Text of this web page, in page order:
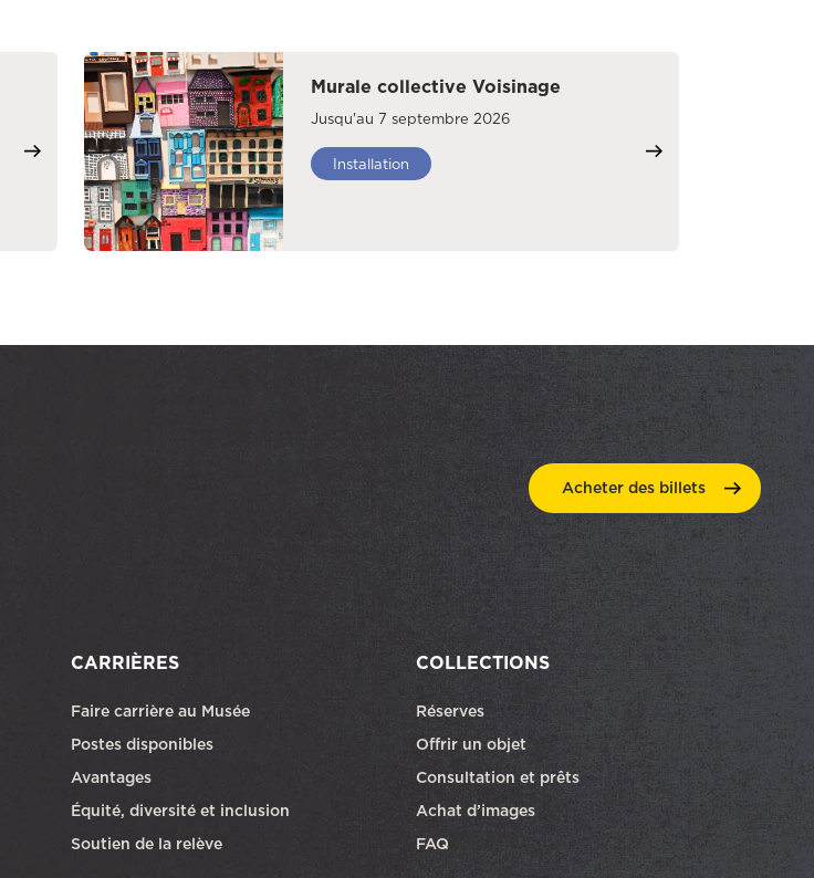
Murale collective Voisinage
Jusqu'au 7 septembre 2026
Installation
Acheter des billets
CARRIÈRES
Faire carrière au Musée
Postes disponiblesCe lien ouvrira dans une autre fenêtre
Avantages
Équité, diversité et inclusion
Soutien de la relève
COLLECTIONS
Réserves
Offrir un objet
Consultation et prêts
Achat d’images
FAQ